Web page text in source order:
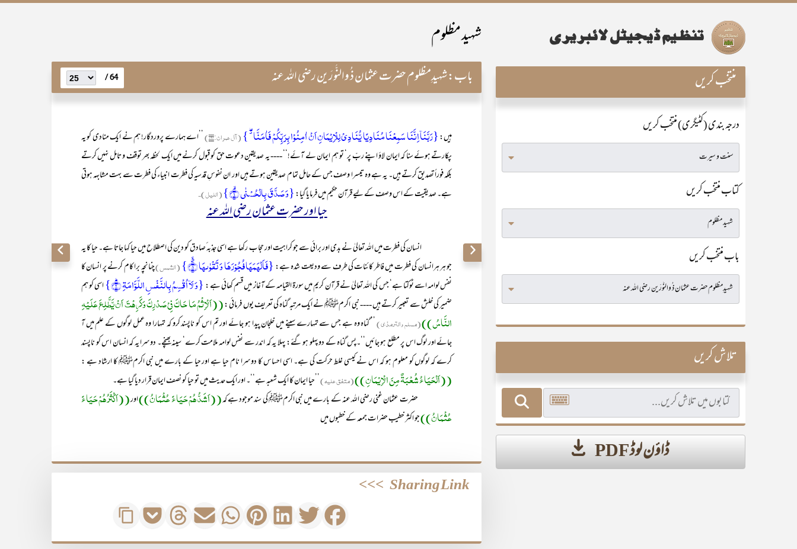
شہید مظلوم
باب:شہیدِمظلوم حضرت عثمان ذ ُوالنُّورَین رضی اللہ عنہ 64 /
ہیں:{رَبَّنَاۤ اِنَّنَا سَمِعۡنَا مُنَادِیًا یُّنَادِیۡ لِلۡاِیۡمَانِ اَنۡ اٰمِنُوۡا بِرَبِّکُمۡ فَاٰمَنَّا ٭ۖ }(آل عمران:۱۹۳)
’’اے ہمارے پروردگار! ہم نے ایک منادی کو یہ
پکارتے ہوئے سنا کہ ایمان لاؤ اپنے ربّ پر‘ تو ہم ایمان لے آئے!‘‘ ---- یہ صدیقین دعوت حق کو قبول کرنے میں ایک لحظہ بھر توقف و تامل نہیں کرتے
بلکہ فوراً تصدیق کرتے ہیں۔ یہ ہے وہ تیسرا وصف جس کے حامل تمام صدیقین ہوتے ہیں اور ان نفوسِ قدسیہ کی فطرت انبیاء کی فطرت سے بہت مشابہہ ہوتی
ہے۔ صدیقیت کے اس وصف کے لیے قرآن حکیم میں فرمایا گیا:{وَ صَدَّقَ بِالۡحُسۡنٰی ۙ﴿۶﴾} (اللیل)۔
حیا اور حضرت عثمان رضی اللہ عنہ
انسان کی فطرت میں اللہ تعالیٰ نے بدی اور برائی سے جو کراہیت اور حجاب رکھا ہے اسی جذبہ ٔصادق کو دین کی اصطلاح میں حیا کہا جاتا ہے۔ حیا کا یہ
جو ہر ہرانسان کی فطرت میں فاطر کائنات کی طرف سے ودیعت شدہ ہے:{فَاَلۡہَمَہَا فُجُوۡرَہَا وَ تَقۡوٰىہَا ۪ۙ﴿۸﴾} (الشمس)چنانچہ برا کام کرنے پر انسان کا
نفس لوامہ اسے ٹوکتا ہے‘ جس کی اللہ تعالیٰ نے قرآن کریم میں سورۃ القیامہ کے آغاز میں قسم کھائی ہے :{وَ لَاۤ اُقۡسِمُ بِالنَّفۡسِ اللَّوَّامَۃِ ؕ﴿۲﴾}
اسی کو ہم
ضمیر کی خلش سے تعبیر کرتے ہیں ---- نبی اکرمﷺ نے ایک مرتبہ گناہ کی تعریف یوں فرمائی :((اَلْاِثْمُ مَا حَاکَ فِیْ صَدْرِکَ وَکَرِھْتَ اَنْ یَّطَّلِعَ عَلَیْہِ
النَّاسُ))(مسلم والترمذی) ’’ گناہ وہ ہے جس سے تمہارے سینے میں خلجان پیدا ہو جائے اور تم اس کو ناپسند کرو کہ تمہارا وہ عمل لوگوں کے علم میں آ
جائے اور لوگ اس پر مطلع ہو جائیں‘‘۔پس گناہ کے دو پہلو ہو گئے: پہلا یہ کہ اندر سے نفس لوامہ ملامت کرے‘ سینہ بھنچے۔ دوسرا یہ کہ انسان اس کو ناپسند
کرے کہ لوگوں کو معلوم ہو کہ اس نے کیسی غلط حرکت کی ہے۔ اسی احساس کا دوسرا نام حیا ہے اور حیا کے بارے میں نبی اکرمﷺ کا ارشاد ہے :
((اَلْحَیَاءُ شُعْبَۃٌ مِنَ الْاِیْمَانِ))(متفق علیہ) ’’حیا ایمان کا ایک شعبہ ہے‘‘۔ اور ایک حدیث میں تو حیا کو نصف ایمان قرار دیا گیا ہے۔
حضرت عثمان غنی رضی اللہ عنہ کے بارے میں نبی اکرمﷺ کی سند موجود ہے کہ((اَشَدُّھُمْ حَیَاءً عُثْمَانُ))اور((اَکْثَرُھُمْ حَیَاءً
عُثْمَانُ))جو اکثر خطیب حضرات جمعہ کے خطبوں میں
Sharing Link
>>>
منتخب کریں
درجہ بندی (کٹیگری) منتخب کریں
کتاب منتخب کریں
باب منتخب کریں
تلاش کریں
ڈاؤن لوڈ PDF